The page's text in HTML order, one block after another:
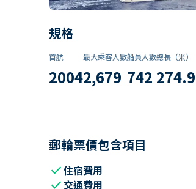
規格
首航
2004
最大乘客人數
2,679
船員人數
742
總長（米）
274.9
郵輪票價包含項目
check住宿費用
check 交通費用